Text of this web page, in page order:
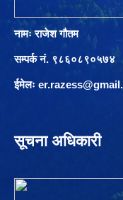
नामः राजेश गौतम
सम्पर्क नं. ९८६०८९०५७४
ईमेलः
सूचना अधिकारी